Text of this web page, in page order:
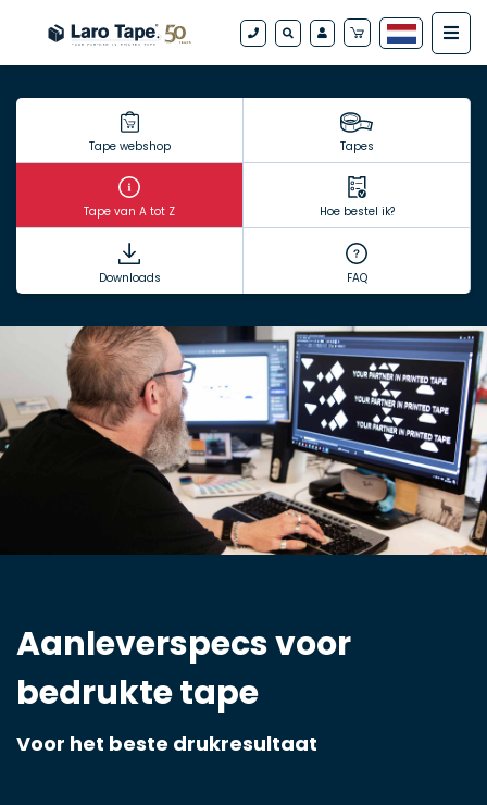
Tape webshop Tapes
Tape van A tot Z Hoe bestel ik?
Downloads FAQ
Aanleverspecs voor
bedrukte tape
Voor het beste drukresultaat